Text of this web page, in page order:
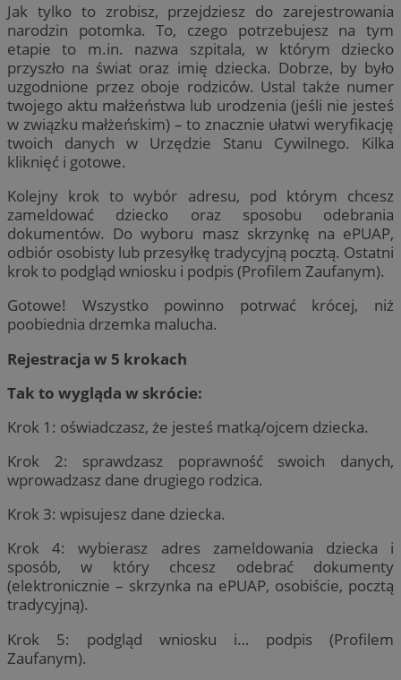
Jak tylko to zrobisz, przejdziesz do zarejestrowania
narodzin potomka. To, czego potrzebujesz na tym
etapie to m.in. nazwa szpitala, w którym dziecko
przyszło na świat oraz imię dziecka. Dobrze, by było
uzgodnione przez oboje rodziców. Ustal także numer
twojego aktu małżeństwa lub urodzenia (jeśli nie jesteś
w związku małżeńskim) – to znacznie ułatwi weryfikację
twoich danych w Urzędzie Stanu Cywilnego. Kilka
kliknięć i gotowe.
Kolejny krok to wybór adresu, pod którym chcesz
zameldować dziecko oraz sposobu odebrania
dokumentów. Do wyboru masz skrzynkę na ePUAP,
odbiór osobisty lub przesyłkę tradycyjną pocztą. Ostatni
krok to podgląd wniosku i podpis (Profilem Zaufanym).
Gotowe! Wszystko powinno potrwać krócej, niż
poobiednia drzemka malucha.
Rejestracja w 5 krokach
Tak to wygląda w skrócie:
Krok 1: oświadczasz, że jesteś matką/ojcem dziecka.
Krok 2: sprawdzasz poprawność swoich danych,
wprowadzasz dane drugiego rodzica.
Krok 3: wpisujesz dane dziecka.
Krok 4: wybierasz adres zameldowania dziecka i
sposób, w który chcesz odebrać dokumenty
(elektronicznie – skrzynka na ePUAP, osobiście, pocztą
tradycyjną).
Krok 5: podgląd wniosku i… podpis (Profilem
Zaufanym).